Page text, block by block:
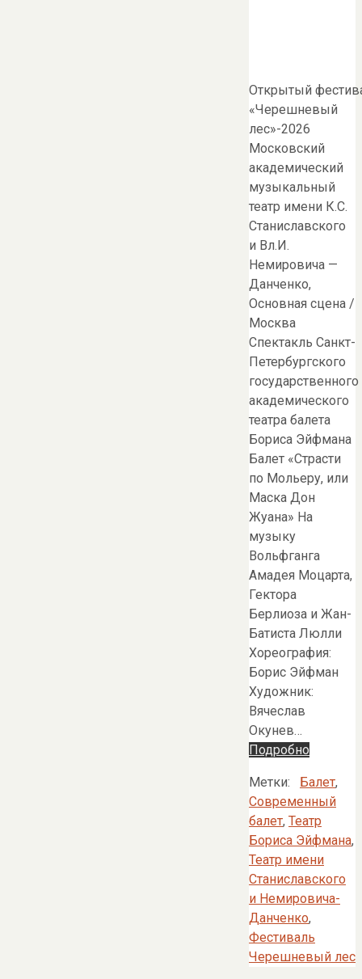
Открытый
«Черешневый
лес»-2026
Московский
академический
музыкальный
театр имени К.С.
Станиславского
и Вл.И.
Немировича —
Данченко,
Основная сцена /
Москва
Спектакль Санкт-
Петербургского
государственного
академического
театра балета
Бориса Эйфмана
Балет «Страсти
по Мольеру, или
Маска Дон
Жуана» На
музыку
Вольфганга
Амадея Моцарта,
Гектора
Берлиоза и Жан-
Батиста Люлли
Хореография:
Борис Эйфман
Художник:
Вячеслав
Окунев…
Подробно
Метки: Балет,
Современный
балет, Театр
Бориса Эйфмана,
Театр имени
Станиславского
и Немировича-
Данченко,
Фестиваль
Черешневый лес